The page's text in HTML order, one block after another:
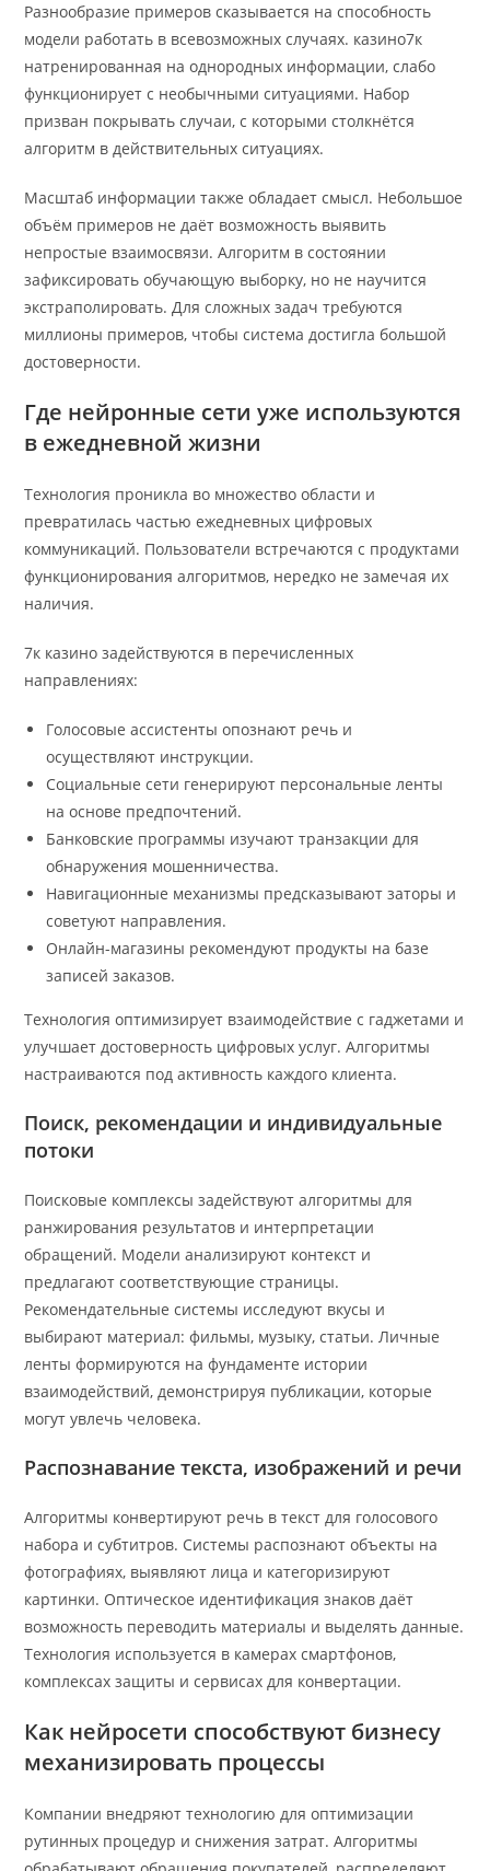
Разнообразие примеров сказывается на способность
модели работать в всевозможных случаях. казино7к
натренированная на однородных информации, слабо
функционирует с необычными ситуациями. Набор
призван покрывать случаи, с которыми столкнётся
алгоритм в действительных ситуациях.
Масштаб информации также обладает смысл. Небольшое
объём примеров не даёт возможность выявить
непростые взаимосвязи. Алгоритм в состоянии
зафиксировать обучающую выборку, но не научится
экстраполировать. Для сложных задач требуются
миллионы примеров, чтобы система достигла большой
достоверности.
Где нейронные сети уже используются
в ежедневной жизни
Технология проникла во множество области и
превратилась частью ежедневных цифровых
коммуникаций. Пользователи встречаются с продуктами
функционирования алгоритмов, нередко не замечая их
наличия.
7к казино задействуются в перечисленных
направлениях:
Голосовые ассистенты опознают речь и
осуществляют инструкции.
Социальные сети генерируют персональные ленты
на основе предпочтений.
Банковские программы изучают транзакции для
обнаружения мошенничества.
Навигационные механизмы предсказывают заторы и
советуют направления.
Онлайн-магазины рекомендуют продукты на базе
записей заказов.
Технология оптимизирует взаимодействие с гаджетами и
улучшает достоверность цифровых услуг. Алгоритмы
настраиваются под активность каждого клиента.
Поиск, рекомендации и индивидуальные
потоки
Поисковые комплексы задействуют алгоритмы для
ранжирования результатов и интерпретации
обращений. Модели анализируют контекст и
предлагают соответствующие страницы.
Рекомендательные системы исследуют вкусы и
выбирают материал: фильмы, музыку, статьи. Личные
ленты формируются на фундаменте истории
взаимодействий, демонстрируя публикации, которые
могут увлечь человека.
Распознавание текста, изображений и речи
Алгоритмы конвертируют речь в текст для голосового
набора и субтитров. Системы распознают объекты на
фотографиях, выявляют лица и категоризируют
картинки. Оптическое идентификация знаков даёт
возможность переводить материалы и выделять данные.
Технология используется в камерах смартфонов,
комплексах защиты и сервисах для конвертации.
Как нейросети способствуют бизнесу
механизировать процессы
Компании внедряют технологию для оптимизации
рутинных процедур и снижения затрат. Алгоритмы